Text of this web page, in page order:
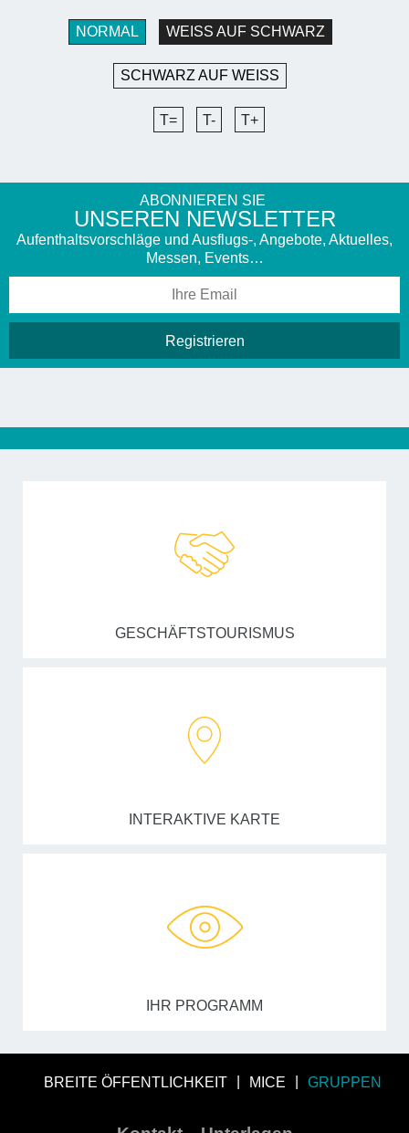
NORMAL WEISS AUF SCHWARZ
SCHWARZ AUF WEISS
T= T- T+
ABONNIEREN SIE
UNSEREN NEWSLETTER
Aufenthaltsvorschläge und Ausflugs-, Angebote, Aktuelles,
Messen, Events…
GESCHÄFTSTOURISMUS
INTERAKTIVE KARTE
IHR PROGRAMM
BREITE ÖFFENTLICHKEIT MICE GRUPPEN